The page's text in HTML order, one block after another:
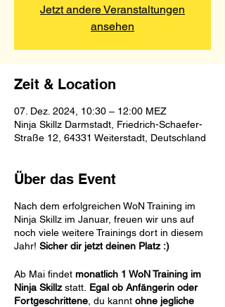
Jetzt andere Veranstaltungen
ansehen
Zeit & Location
07. Dez. 2024, 10:30 – 12:00 MEZ
Ninja Skillz Darmstadt, Friedrich-Schaefer-
Straße 12, 64331 Weiterstadt, Deutschland
Über das Event
Nach dem erfolgreichen WoN Training im
Ninja Skillz im Januar, freuen wir uns auf
noch viele weitere Trainings dort in diesem
Jahr! Sicher dir jetzt deinen Platz :)
Ab Mai findet monatlich 1 WoN Training im
Ninja Skillz statt. Egal ob Anfängerin oder
Fortgeschrittene , du kannt ohne jegliche